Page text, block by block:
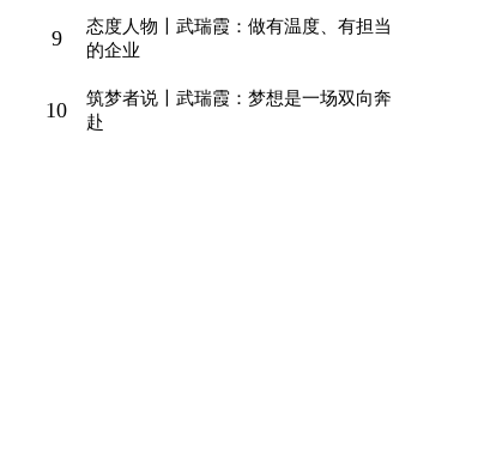
9
态度人物〡武瑞霞：做有温度、有担当
的企业
10
筑梦者说〡武瑞霞：梦想是一场双向奔
赴